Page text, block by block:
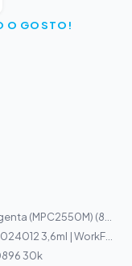
O GOSTO!
NRG Cartridge MP C2550 Magenta (MPC2550M) (841210)
Epson Ink No.27 Cyan C13T27024012 3,6ml | WorkForce WF-...
30k